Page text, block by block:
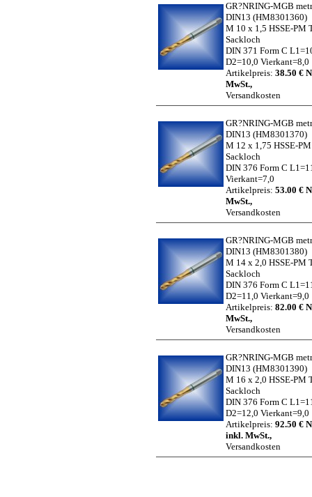
GR?NRING-MGB
DIN13 (HM8301360)
M 10 x 1,5 HSSE-PM
Sackloch
DIN 371 Form C
D2=10,0 Vierkant=8,0
Artikelpreis: 38.50 €
MwSt.,
Versandkosten
GR?NRING-MGB
DIN13 (HM8301370)
M 12 x 1,75 HSSE-
Sackloch
DIN 376 Form C
Vierkant=7,0
Artikelpreis: 53.00 €
MwSt.,
Versandkosten
GR?NRING-MGB
DIN13 (HM8301380)
M 14 x 2,0 HSSE-PM
Sackloch
DIN 376 Form C
D2=11,0 Vierkant=9,0
Artikelpreis: 82.00 €
MwSt.,
Versandkosten
GR?NRING-MGB
DIN13 (HM8301390)
M 16 x 2,0 HSSE-PM
Sackloch
DIN 376 Form C
D2=12,0 Vierkant=9,0
Artikelpreis: 92.50 €
inkl. MwSt.,
Versandkosten